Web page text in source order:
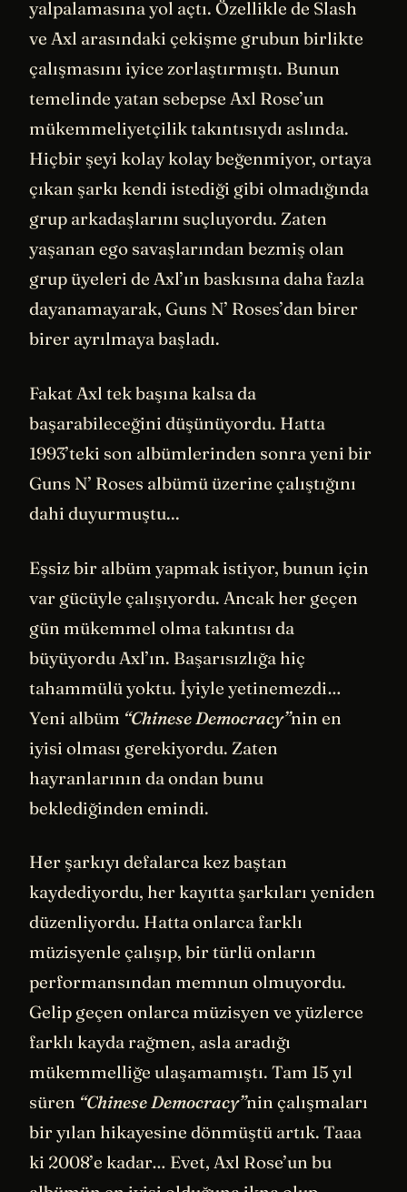
yalpalamasına yol açtı. Özellikle de Slash
ve Axl arasındaki çekişme grubun birlikte
çalışmasını iyice zorlaştırmıştı. Bunun
temelinde yatan sebepse Axl Rose’un
mükemmeliyetçilik takıntısıydı aslında.
Hiçbir şeyi kolay kolay beğenmiyor, ortaya
çıkan şarkı kendi istediği gibi olmadığında
grup arkadaşlarını suçluyordu. Zaten
yaşanan ego savaşlarından bezmiş olan
grup üyeleri de Axl’ın baskısına daha fazla
dayanamayarak, Guns N’ Roses’dan birer
birer ayrılmaya başladı.
Fakat Axl tek başına kalsa da
başarabileceğini düşünüyordu. Hatta
1993’teki son albümlerinden sonra yeni bir
Guns N’ Roses albümü üzerine çalıştığını
dahi duyurmuştu...
Eşsiz bir albüm yapmak istiyor, bunun için
var gücüyle çalışıyordu. Ancak her geçen
gün mükemmel olma takıntısı da
büyüyordu Axl’ın. Başarısızlığa hiç
tahammülü yoktu. İyiyle yetinemezdi…
Yeni albüm “Chinese Democracy”nin en
iyisi olması gerekiyordu. Zaten
hayranlarının da ondan bunu
beklediğinden emindi.
Her şarkıyı defalarca kez baştan
kaydediyordu, her kayıtta şarkıları yeniden
düzenliyordu. Hatta onlarca farklı
müzisyenle çalışıp, bir türlü onların
performansından memnun olmuyordu.
Gelip geçen onlarca müzisyen ve yüzlerce
farklı kayda rağmen, asla aradığı
mükemmelliğe ulaşamamıştı. Tam 15 yıl
süren “Chinese Democracy”nin çalışmaları
bir yılan hikayesine dönmüştü artık. Taaa
ki 2008’e kadar… Evet, Axl Rose’un bu